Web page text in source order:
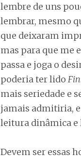
lembre de uns
lembrar, mesmo
que deixaram
mas para que me
passa e joga o
poderia ter lido
mais seriedade e
jamais admitiria,
leitura dinâmica e
Devem ser essas